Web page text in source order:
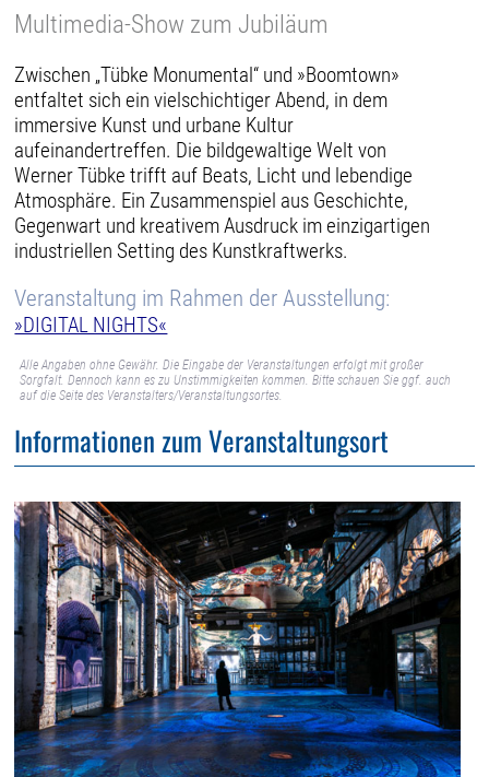
Multimedia-Show zum Jubiläum
Zwischen „Tübke Monumental“ und »Boomtown»
entfaltet sich ein vielschichtiger Abend, in dem
immersive Kunst und urbane Kultur
aufeinandertreffen. Die bildgewaltige Welt von
Werner Tübke trifft auf Beats, Licht und lebendige
Atmosphäre. Ein Zusammenspiel aus Geschichte,
Gegenwart und kreativem Ausdruck im einzigartigen
industriellen Setting des Kunstkraftwerks.
Veranstaltung im Rahmen der Ausstellung:
»DIGITAL NIGHTS«
Alle Angaben ohne Gewähr. Die Eingabe der Veranstaltungen erfolgt mit großer
Sorgfalt. Dennoch kann es zu Unstimmigkeiten kommen. Bitte schauen Sie ggf. auch
auf die Seite des Veranstalters/Veranstaltungsortes.
Informationen zum Veranstaltungsort